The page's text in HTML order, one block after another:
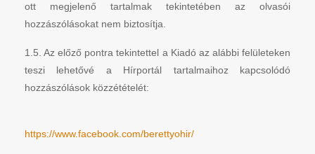
ott megjelenő tartalmak tekintetében az olvasói
hozzászólásokat nem biztosítja.
1.5. Az előző pontra tekintettel a Kiadó az alábbi felületeken
teszi lehetővé a Hírportál tartalmaihoz kapcsolódó
hozzászólások közzétételét:
https://www.facebook.com/berettyohir/